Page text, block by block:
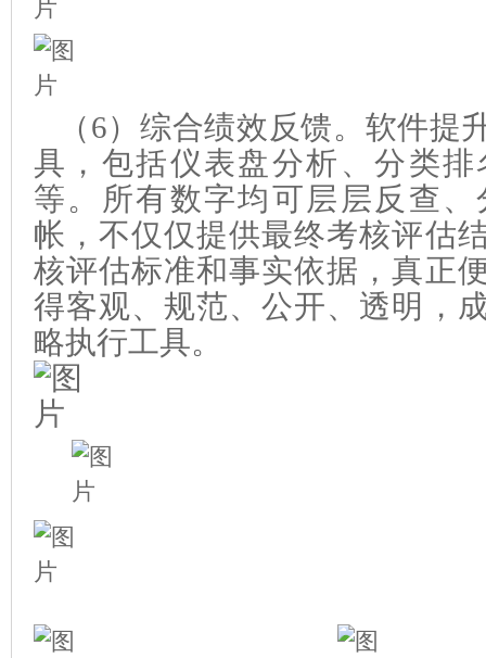
（6） 综合绩效 反馈。 软件提
具，包括仪表盘分析、分类
等。所有数字均可层层反查、
帐 ，不仅仅提供最终考核评估
核评估标准和事实依据，真正
得客观、规范、公开、透明，
略执行工具。